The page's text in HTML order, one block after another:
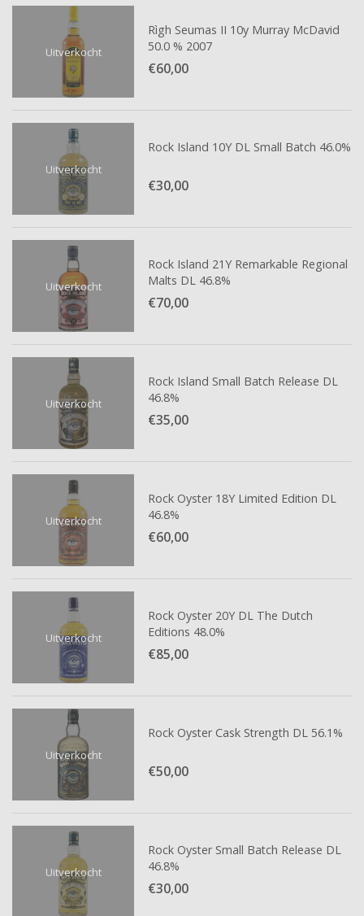
Uitverkocht
Rìgh Seumas II 10y Murray McDavid
50.0 % 2007
€60,00
Uitverkocht
Rock Island 10Y DL Small Batch 46.0%
€30,00
Uitverkocht
Rock Island 21Y Remarkable Regional
Malts DL 46.8%
€70,00
Uitverkocht
Rock Island Small Batch Release DL
46.8%
€35,00
Uitverkocht
Rock Oyster 18Y Limited Edition DL
46.8%
€60,00
Uitverkocht
Rock Oyster 20Y DL The Dutch
Editions 48.0%
€85,00
Uitverkocht
Rock Oyster Cask Strength DL 56.1%
€50,00
Uitverkocht
Rock Oyster Small Batch Release DL
46.8%
€30,00